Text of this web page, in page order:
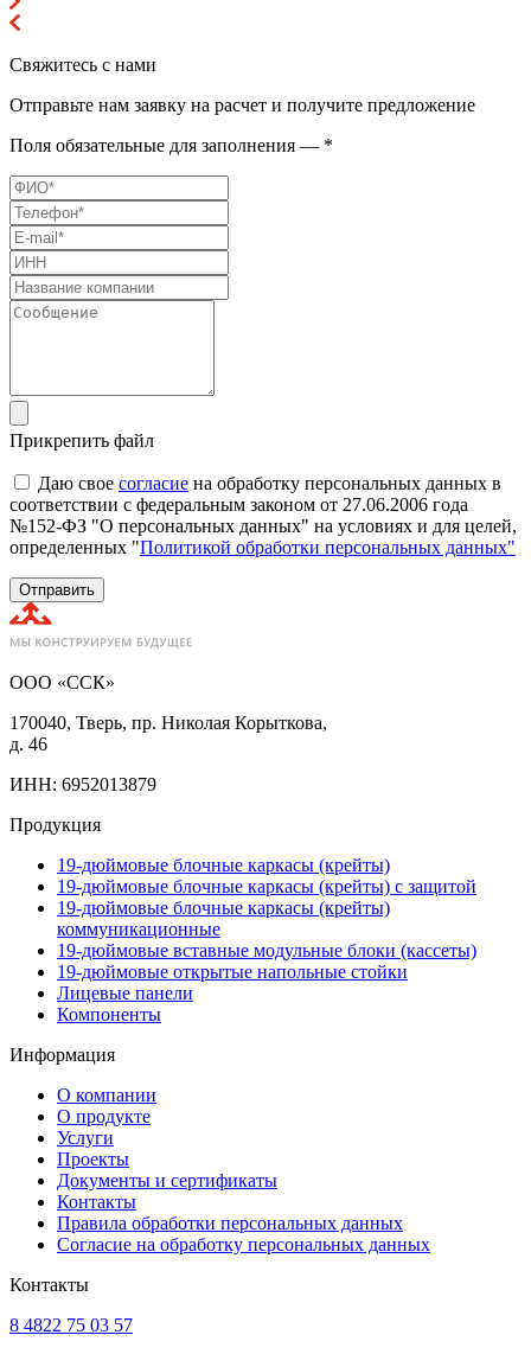
Свяжитесь с нами
Отправьте нам заявку на расчет и получите предложение
Поля обязательные для заполнения — *
Прикрепить файл
Даю свое согласие на обработку персональных данных в
соответствии с федеральным законом от 27.06.2006 года
№152-ФЗ "О персональных данных" на условиях и для целей,
определенных "Политикой обработки персональных данных"
Отправить
ООО «ССК»
170040, Тверь, пр. Николая Корыткова,
д. 46
ИНН: 6952013879
Продукция
19-дюймовые блочные каркасы (крейты)
19-дюймовые блочные каркасы (крейты) с защитой
19-дюймовые блочные каркасы (крейты)
коммуникационные
19-дюймовые вставные модульные блоки (кассеты)
19-дюймовые открытые напольные стойки
Лицевые панели
Компоненты
Информация
О компании
О продукте
Услуги
Проекты
Документы и сертификаты
Контакты
Правила обработки персональных данных
Согласие на обработку персональных данных
Контакты
8 4822 75 03 57